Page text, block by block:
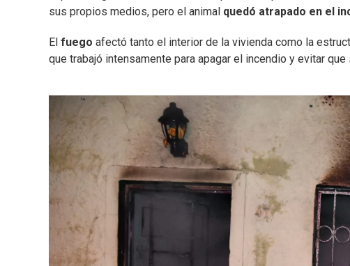
sus propios medios, pero el animal quedó atrapado en el
El fuego afectó tanto el interior de la vivienda como la
que trabajó intensamente para apagar el incendio y evitar